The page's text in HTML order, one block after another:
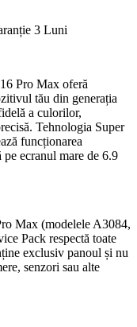
3 Luni
Pro Max oferă
tău din generația
a culorilor,
Tehnologia Super
funcționarea
ecranul mare de 6.9
Max (modelele A3084,
Pack respectă toate
exclusiv panoul și nu
senzori sau alte